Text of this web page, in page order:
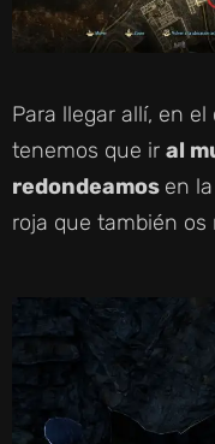
Para llegar allí, en
tenemos que ir al
redondeamos en
roja que también os